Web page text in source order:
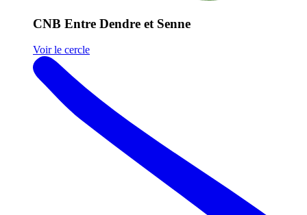
CNB Entre Dendre et Senne
Voir le cercle